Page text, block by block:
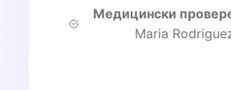
Медицински
Maria